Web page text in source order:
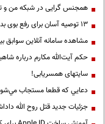
همجنس گرایی در شبکه من و
13 توصیه آسان برای رفع بوی بد دهان
مشاهده سامانه آنلاين سوابق
حكم آيت‌الله مكارم درباره
سایتهای همسریابی!
دعايي كه قطعا مستجاب
جزئیات جدید قتل روح الله